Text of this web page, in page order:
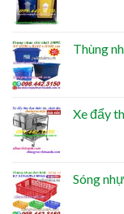
Thùng
Xe đẩy
Sóng